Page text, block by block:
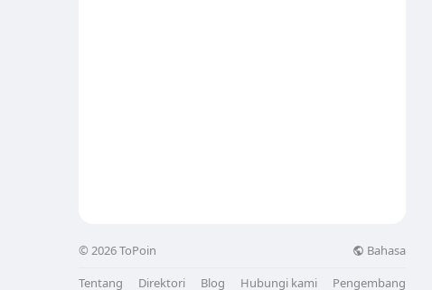
© 2026 ToPoin Bahasa
Tentang Direktori Blog Hubungi kami
Pengembang